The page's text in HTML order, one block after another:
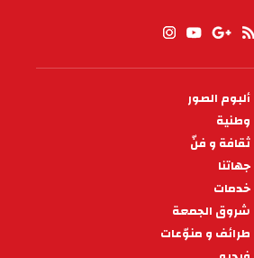
ألبوم الصور
وطنية
ثقافة و فنّ
جهاتنا
خدمات
شروق الجمعة
طرائف و منوّعات